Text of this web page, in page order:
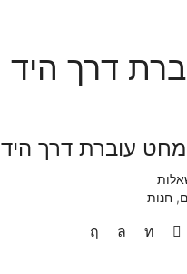
דרך היד
עוברת דרך היד
, חנות